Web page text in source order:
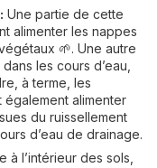
Une partie de cette
alimenter les nappes
🌱. Une autre
les cours d’eau,
à terme, les
également alimenter
du ruissellement
d’eau de drainage.
à l’intérieur des sols,